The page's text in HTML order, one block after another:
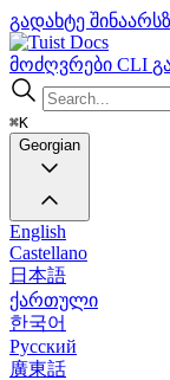
გადახტე
Docs
მოძღვრები CLI
⌘K
Georgian
English
Castellano
日本語
ქართული
한국어
Русский
廣東話